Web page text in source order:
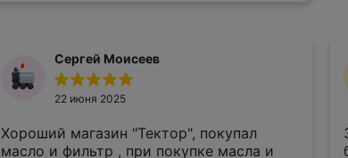
Сергей Моисеев
22 июня 2025
Хороший магазин "Тектор", покупал
масло и фильтр , при покупке масла и